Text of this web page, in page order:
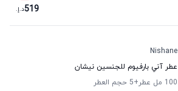
519د.إ.
Nishane
عطر آني بارفيوم للجنسين نيشان
100 مل عطر
+5
حجم العطر